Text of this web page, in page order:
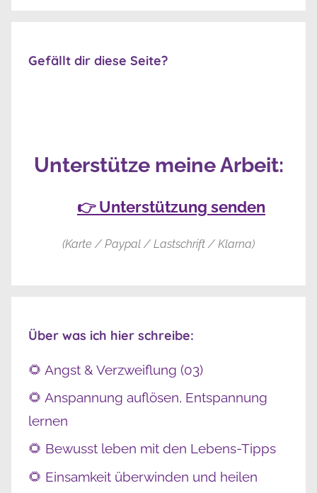
Gefällt dir diese Seite?
Unterstütze meine Arbeit:
👉 Unterstützung senden
(Karte / Paypal / Lastschrift / Klarna)
Über was ich hier schreibe:
🌻 Angst & Verzweiflung (03)
🌻 Anspannung auflösen, Entspannung
lernen
🌻 Bewusst leben mit den Lebens-Tipps
🌻 Einsamkeit überwinden und heilen